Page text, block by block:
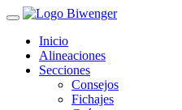
Inicio
Alineaciones
Secciones
Consejos
Fichajes